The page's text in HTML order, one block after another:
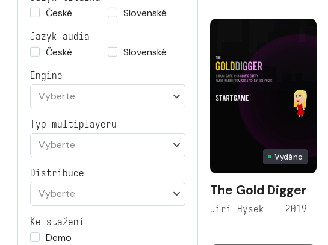
České
Slovenské
Jazyk audia
České
Slovenské
Engine
Vyberte
Typ multiplayeru
Vyberte
Distribuce
Vyberte
Ke stažení
Demo
Vydáno
The Gold Digger
Jiri Hysek — 2019